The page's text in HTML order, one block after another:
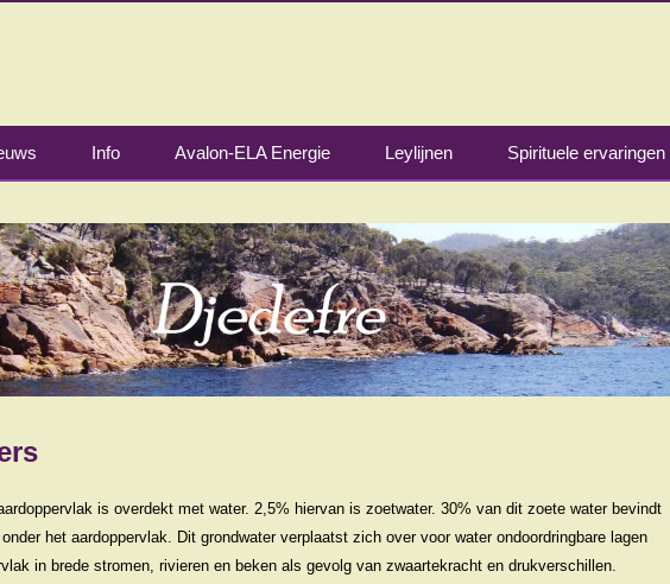
Info Avalon-ELA Energie Leylijnen Spirituele ervaringen
is overdekt met water. 2,5% hiervan is zoetwater. 30% van dit zoete water bevindt
het aardoppervlak. Dit grondwater verplaatst zich over voor water ondoordringbare lagen
in brede stromen, rivieren en beken als gevolg van zwaartekracht en drukverschillen.